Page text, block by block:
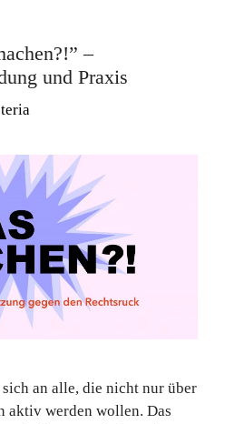
–
und Praxis
an alle, die nicht nur über
aktiv werden wollen. Das